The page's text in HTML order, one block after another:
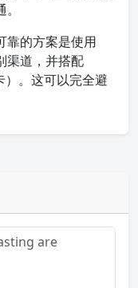
靠的方案是使用
渠道，并搭配
）。这可以完全避